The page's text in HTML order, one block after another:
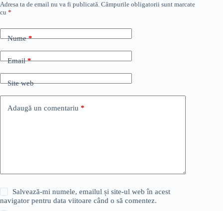
Adresa ta de email nu va fi publicată. Câmpurile obligatorii sunt marcate
cu *
Nume*
Email*
Site web
Adaugă un comentariu *
Salvează-mi numele, emailul și site-ul web în acest
navigator pentru data viitoare când o să comentez.